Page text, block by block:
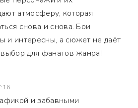
атмосферу, которая
снова и снова. Бои
и интересны, а сюжет не даёт
для фанатов жанра!
и забавными